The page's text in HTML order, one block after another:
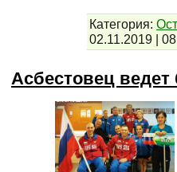
Категория:
02.11.2019 |
Асбестовец